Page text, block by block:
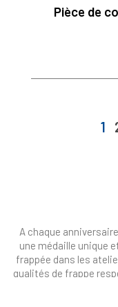
Pièce de
1
A chaque
une médaille unique
frappée dans les
qualités de frappe
numismatique